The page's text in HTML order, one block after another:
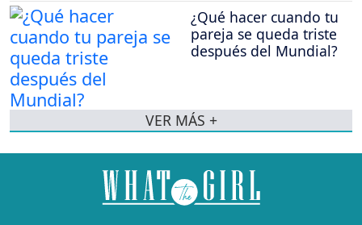
¿Qué hacer cuando tu
pareja se queda triste
después del Mundial?
VER MÁS +